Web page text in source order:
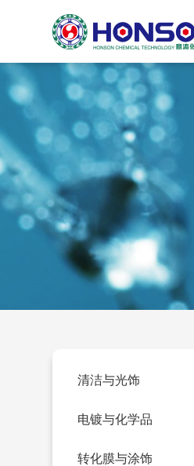
清洁与光饰
电镀与化学品
转化膜与涂饰